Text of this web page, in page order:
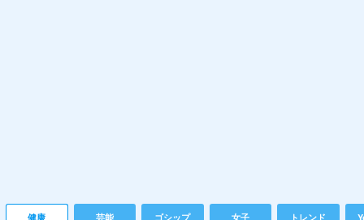
健康 芸能 ゴシップ 女子 トレンド